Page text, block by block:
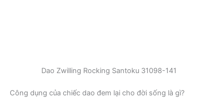
Dao Zwilling Rocking Santoku 31098-141
Công dụng của chiếc dao đem lại cho đời sống là gì?